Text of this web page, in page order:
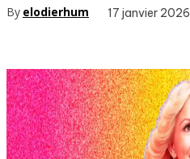
By elodierhum 17 janvier 2026